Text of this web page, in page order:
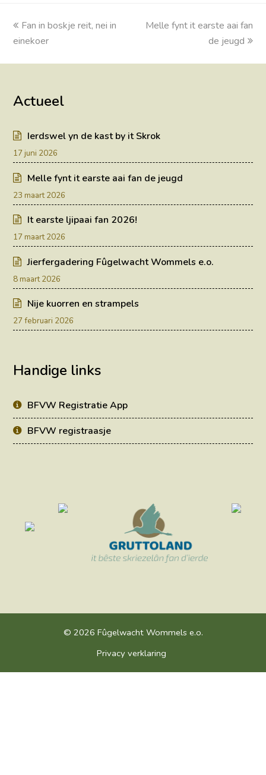
previous
post:
Fan in boskje reit, nei in
einekoer
next
Melle fynt it earste aai fan
de jeugd
Actueel
Ierdswel yn de kast by it Skrok
17 juni 2026
Melle fynt it earste aai fan de jeugd
23 maart 2026
It earste ljipaai fan 2026!
17 maart 2026
Jierfergadering Fûgelwacht Wommels e.o.
8 maart 2026
Nije kuorren en strampels
27 februari 2026
Handige links
BFVW Registratie App
BFVW registraasje
© 2026 Fûgelwacht Wommels e.o.
Privacy verklaring